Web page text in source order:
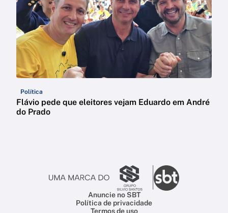
Política
Flávio pede que eleitores vejam Eduardo em André
do Prado
Anuncie no SBT
Política de privacidade
Termos de uso